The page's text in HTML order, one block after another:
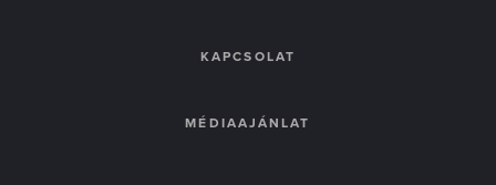
KAPCSOLAT
MÉDIAAJÁNLAT